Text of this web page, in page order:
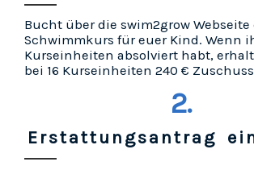
Bucht über die swim2grow Webseite
Schwimmkurs für euer Kind. Wenn
Kurseinheiten absolviert habt,
bei 16 Kurseinheiten 240 €
2.
Erstattungsantrag